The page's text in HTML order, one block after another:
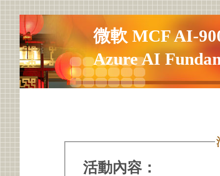
微軟 MCF AI-
Azure AI
活動內容：